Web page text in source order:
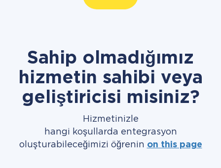
Sahip olmadığımız
hizmetin sahibi veya
geliştiricisi misiniz?
Hizmetinizle
hangi koşullarda entegrasyon
oluşturabileceğimizi öğrenin on this page